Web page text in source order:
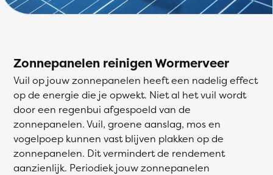
Zonnepanelen reinigen Wormerveer
Vuil op jouw zonnepanelen heeft een nadelig effect
op de energie die je opwekt. Niet al het vuil wordt
door een regenbui afgespoeld van de
zonnepanelen. Vuil, groene aanslag, mos en
vogelpoep kunnen vast blijven plakken op de
zonnepanelen. Dit vermindert de rendement
aanzienlijk. Periodiek jouw zonnepanelen